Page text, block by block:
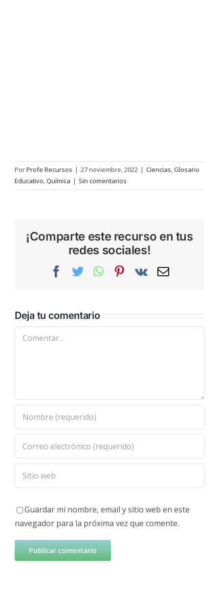
PorProfe Recursos | 27 noviembre, 2022 | Ciencias,Glosario
Educativo,Química | Sin comentarios
¡Comparte este recurso en tus
redes sociales!
Facebook
TwitterWhatsAppPinterest
Vk
Correo
Deja tu comentario
Comentar
Guardar mi nombre, email y sitio web en este
navegador para la próxima vez que comente.